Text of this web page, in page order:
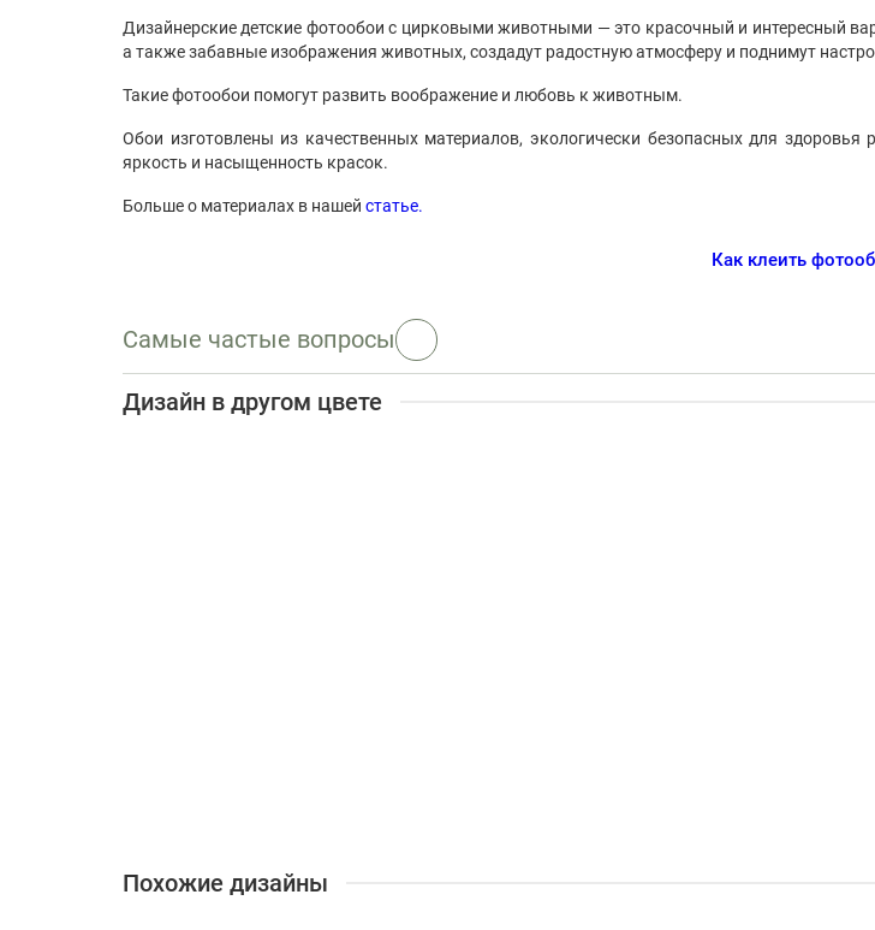
Дизайнерские детские фотообои с цирковыми животными — это красочный и интересный
а также забавные изображения животных, создадут радостную атмосферу и поднимут
Такие фотообои помогут развить воображение и любовь к животным.
Обои изготовлены из качественных материалов, экологически безопасных для
яркость и насыщенность красок.
Больше о материалах в нашей статье.
Как клеить
Самые частые вопросы
Дизайн в другом цвете
Похожие дизайны